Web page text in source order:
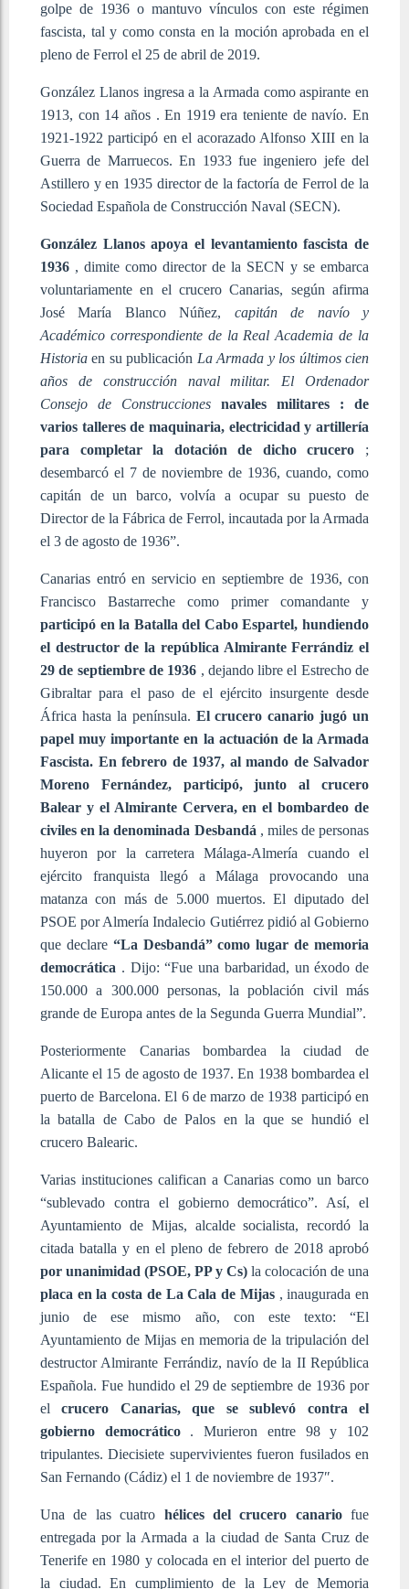
golpe de 1936 o mantuvo vínculos con este régimen
fascista, tal y como consta en la moción aprobada en el
pleno de Ferrol el 25 de abril de 2019.
González Llanos ingresa a la Armada como aspirante en
1913, con 14 años . En 1919 era teniente de navío. En
1921-1922 participó en el acorazado Alfonso XIII en la
Guerra de Marruecos. En 1933 fue ingeniero jefe del
Astillero y en 1935 director de la factoría de Ferrol de la
Sociedad Española de Construcción Naval (SECN).
González Llanos apoya el levantamiento fascista de
1936 , dimite como director de la SECN y se embarca
voluntariamente en el crucero Canarias, según afirma
José María Blanco Núñez, capitán de navío y
Académico correspondiente de la Real Academia de la
Historia en su publicación La Armada y los últimos cien
años de construcción naval militar. El Ordenador
Consejo de Construcciones
navales militares : de
varios talleres de maquinaria, electricidad y artillería
para completar la dotación de dicho crucero ;
desembarcó el 7 de noviembre de 1936, cuando, como
capitán de un barco, volvía a ocupar su puesto de
Director de la Fábrica de Ferrol, incautada por la Armada
el 3 de agosto de 1936”.
Canarias entró en servicio en septiembre de 1936, con
Francisco Bastarreche como primer comandante y
participó en la Batalla del Cabo Espartel, hundiendo
el destructor de la república Almirante Ferrándiz el
29 de septiembre de 1936 , dejando libre el Estrecho de
Gibraltar para el paso de el ejército insurgente desde
África hasta la península. El crucero canario jugó un
papel muy importante en la actuación de la Armada
Fascista. En febrero de 1937, al mando de Salvador
Moreno Fernández, participó, junto al crucero
Balear y el Almirante Cervera, en el bombardeo de
civiles en la denominada Desbandá , miles de personas
huyeron por la carretera Málaga-Almería cuando el
ejército franquista llegó a Málaga provocando una
matanza con más de 5.000 muertos. El diputado del
PSOE por Almería Indalecio Gutiérrez pidió al Gobierno
que declare “La Desbandá” como lugar de memoria
democrática . Dijo: “Fue una barbaridad, un éxodo de
150.000 a 300.000 personas, la población civil más
grande de Europa antes de la Segunda Guerra Mundial”.
Posteriormente Canarias bombardea la ciudad de
Alicante el 15 de agosto de 1937. En 1938 bombardea el
puerto de Barcelona. El 6 de marzo de 1938 participó en
la batalla de Cabo de Palos en la que se hundió el
crucero Balearic.
Varias instituciones califican a Canarias como un barco
“sublevado contra el gobierno democrático”. Así, el
Ayuntamiento de Mijas, alcalde socialista, recordó la
citada batalla y en el pleno de febrero de 2018 aprobó
por unanimidad (PSOE, PP y Cs) la colocación de una
placa en la costa de La Cala de Mijas, inaugurada en
junio de ese mismo año, con este texto: “El
Ayuntamiento de Mijas en memoria de la tripulación del
destructor Almirante Ferrándiz, navío de la II República
Española. Fue hundido el 29 de septiembre de 1936 por
elcrucero Canarias, que se sublevó contra el
gobierno democrático. Murieron entre 98 y 102
tripulantes. Diecisiete supervivientes fueron fusilados en
San Fernando (Cádiz) el 1 de noviembre de 1937″.
Una de las cuatro hélices del crucero canariofue
entregada por la Armada a la ciudad de Santa Cruz de
Tenerife en 1980 y colocada en el interior del puerto de
la ciudad. En cumplimiento de la Ley de Memoria